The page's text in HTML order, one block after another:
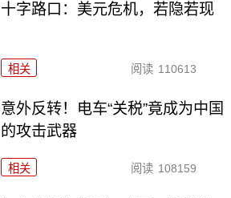
十字路口：美元危机，若隐若现
相关 阅读 110613
意外反转！电车“关税”竟成为中国
的攻击武器
相关 阅读 108159